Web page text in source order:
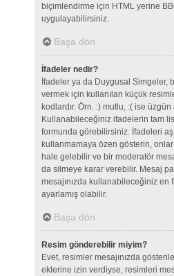
biçimlendirme için HTML yerine
uygulayabilirsiniz.
Başa dön
İfadeler nedir?
İfadeler ya da Duygusal Simgeler,
vermek için kullanılan küçük
kodlardır. Örn. :) mutlu, :( ise üzgün
Kullanabileceğiniz ifadelerin tam
formunda görebilirsiniz. İfadeleri
kullanmamaya özen gösterin,
hale gelebilir ve bir moderatör
da silmeye karar verebilir. Mesaj
mesajınızda kullanabileceğiniz en
ayarlamış olabilir.
Başa dön
Resim gönderebilir miyim?
Evet, resimler mesajınızda
eklerine izin verdiyse, resimleri